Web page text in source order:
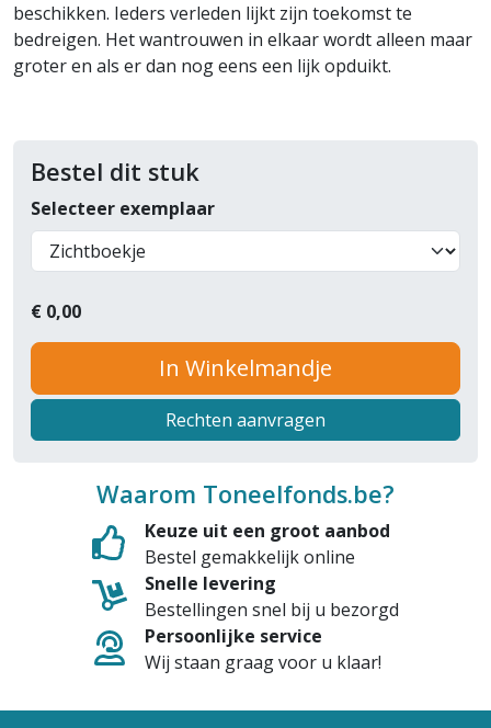
beschikken. Ieders verleden lijkt zijn toekomst te
bedreigen. Het wantrouwen in elkaar wordt alleen maar
groter en als er dan nog eens een lijk opduikt.
Bestel dit stuk
Selecteer exemplaar
€ 0,00
In Winkelmandje
Rechten aanvragen
Waarom Toneelfonds.be?
Keuze uit een groot aanbod
Bestel gemakkelijk online
Snelle levering
Bestellingen snel bij u bezorgd
Persoonlijke service
Wij staan graag voor u klaar!